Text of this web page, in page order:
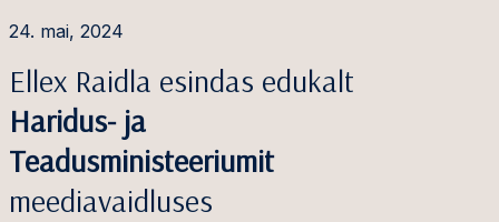
24. mai, 2024
Ellex Raidla esindas edukalt
Haridus- ja
Teadusministeeriumit
meediavaidluses